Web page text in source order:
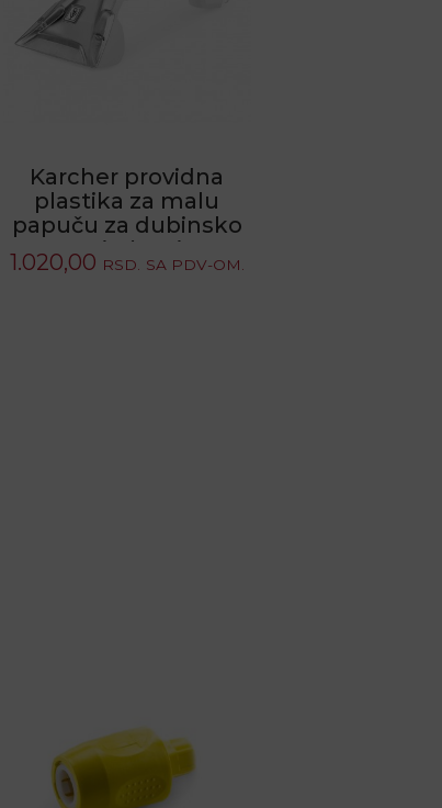
Karcher providna
plastika za malu
papuču za dubinsko
pranje (novi ...
1.020,00 RSD. SA PDV-OM.